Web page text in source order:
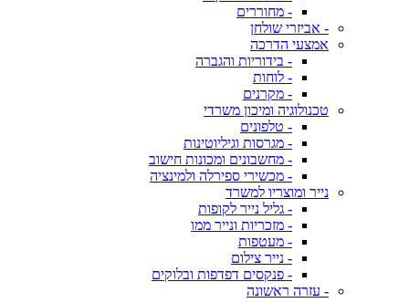
- מחוררים
- אביזרי שולחן
אמצעי הדרכה
- בידוריות והגברה
- לוחות
- מקרנים
טכנולוגיה ומיכון משרדי
- טלפונים
- מגרסות וגיליוטינות
- מחשבונים ומכונות חישוב
- מכשירי ספירלה ולמינציה
נייר ומוצריו למשרד
- גליל נייר לקופות
- מזכריות ונייר ממו
- מעטפות
- נייר צילום
- פנקסים דפדפות ובלוקים
- עזרה ראשונה